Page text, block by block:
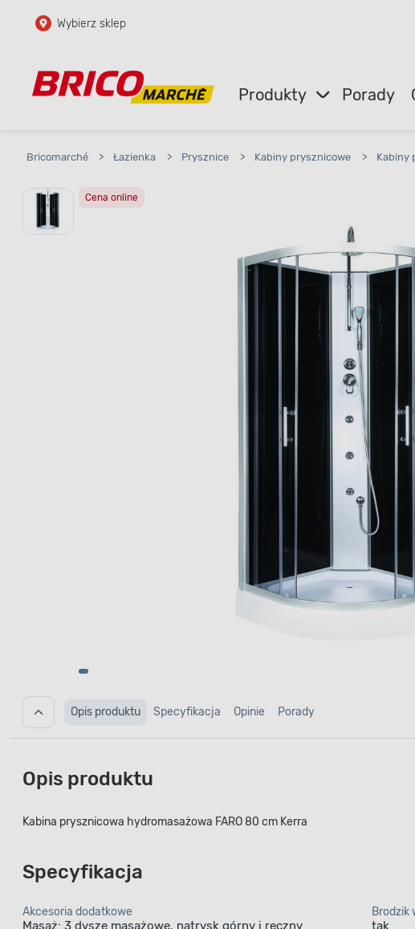
Przejdź do głównej zawartości
Przejdź do wyszukiwarki
Wybierz sklep
Produkty Porady
Bricomarché > Łazienka > Prysznice > Kabiny prysznicowe > Kabiny
Cena online
Opis produktu Specyfikacja Opinie Porady
Opis produktu
Kabina prysznicowa hydromasażowa FARO 80 cm Kerra
Specyfikacja
Akcesoria dodatkowe
Masaż: 3 dysze masażowe, natrysk górny i ręczny
Brodzik
tak